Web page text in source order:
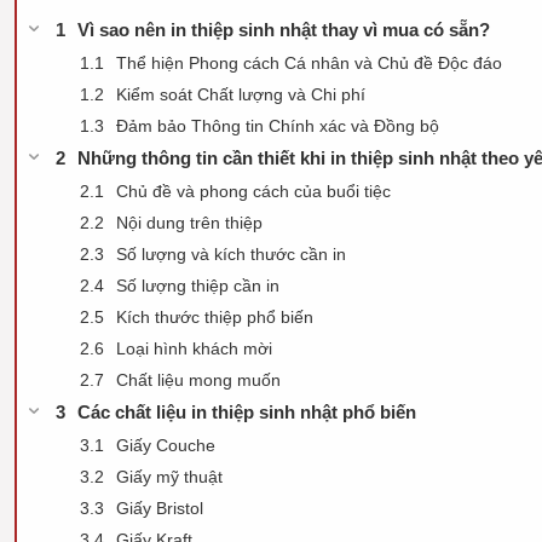
Vì sao nên in thiệp sinh nhật thay vì mua có sẵn?
Thể hiện Phong cách Cá nhân và Chủ đề Độc đáo
Kiểm soát Chất lượng và Chi phí
Đảm bảo Thông tin Chính xác và Đồng bộ
Những thông tin cần thiết khi in thiệp sinh nhật theo
Chủ đề và phong cách của buổi tiệc
Nội dung trên thiệp
Số lượng và kích thước cần in
Số lượng thiệp cần in
Kích thước thiệp phổ biến
Loại hình khách mời
Chất liệu mong muốn
Các chất liệu in thiệp sinh nhật phổ biến
Giấy Couche
Giấy mỹ thuật
Giấy Bristol